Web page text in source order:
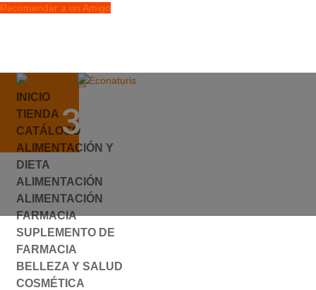
Recomendar a un Amigo
info@econaturis.es
Mi cuenta
Checkout
0 elementos
INICIO
TIENDA
CATÁLOGO
ALIMENTACIÓN Y
DIETA
ALIMENTACIÓN
ALIMENTACIÓN
FARMACIA
SUPLEMENTO DE
FARMACIA
BELLEZA Y SALUD
COSMÉTICA
392573.JPG